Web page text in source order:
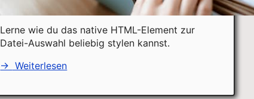
Lerne wie du das native HTML-Element zur
Datei-Auswahl beliebig stylen kannst.
→ Weiterlesen